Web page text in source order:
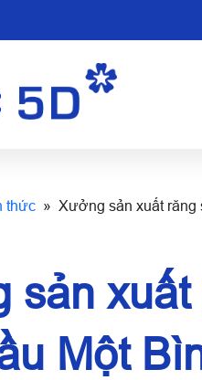
thức » Xưởng sản xuất răng
sản
Một